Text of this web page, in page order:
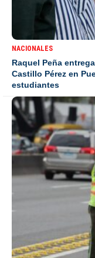
NACIONALES
Raquel Peña
Castillo Pérez en
estudiantes